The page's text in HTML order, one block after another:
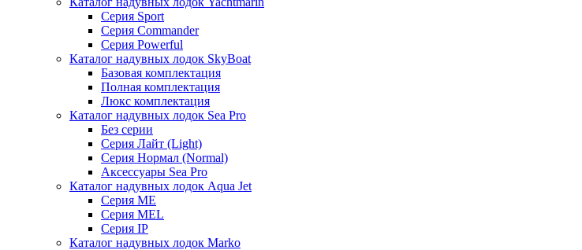
Серия Sport
Серия Commander
Серия Powerful
Каталог надувных лодок SkyBoat
Базовая комплектация
Полная комплектация
Люкс комплектация
Каталог надувных лодок Sea Pro
Без серии
Серия Лайт (Light)
Серия Нормал (Normal)
Аксессуары Sea Pro
Каталог надувных лодок Aqua Jet
Серия ME
Серия MEL
Серия IP
Каталог надувных лодок Marko